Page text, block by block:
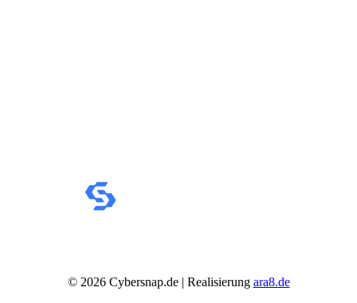
© 2026Cybersnap.de | Realisierung ara8.de